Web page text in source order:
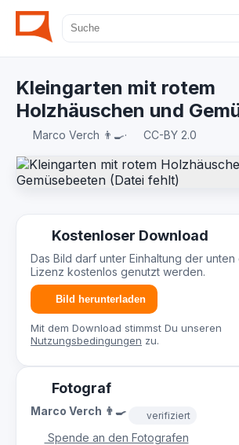
Kleingarten mit rotem
Holzhäuschen und
Marco Verch 👨‍🍳· CC-BY 2.0
Kostenloser Download
Das Bild darf unter Einhaltung der unten
Lizenz kostenlos genutzt werden.
Bild herunterladen
Mit dem Download stimmst Du unseren
Nutzungsbedingungen zu.
Fotograf
Marco Verch 👨‍🍳 verifiziert
Spende an den Fotografen